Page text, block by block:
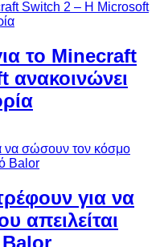
το Minecraft
για να
απειλείται